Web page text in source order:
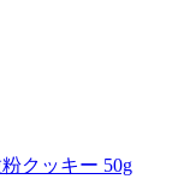
クッキー 50g